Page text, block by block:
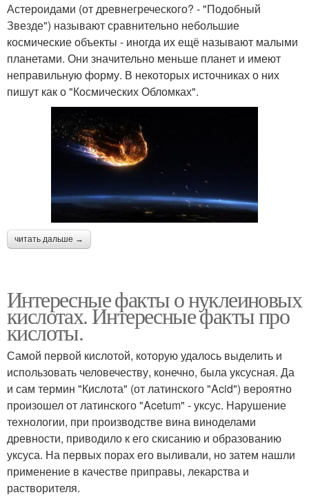
Астероидами (от древнегреческого? - "Подобный
Звезде") называют сравнительно небольшие
космические объекты - иногда их ещё называют малыми
планетами. Они значительно меньше планет и имеют
неправильную форму. В некоторых источниках о них
пишут как о "Космических Обломках".
читать дальше →
Интересные факты о нуклеиновых
кислотах. Интересные факты про
кислоты.
Самой первой кислотой, которую удалось выделить и
использовать человечеству, конечно, была уксусная. Да
и сам термин "Кислота" (от латинского "Acid") вероятно
произошел от латинского "Acetum" - уксус. Нарушение
технологии, при производстве вина виноделами
древности, приводило к его скисанию и образованию
уксуса. На первых порах его выливали, но затем нашли
применение в качестве приправы, лекарства и
растворителя.